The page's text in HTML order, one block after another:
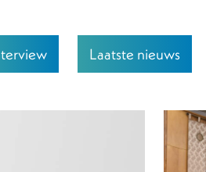
Laatste nieuws